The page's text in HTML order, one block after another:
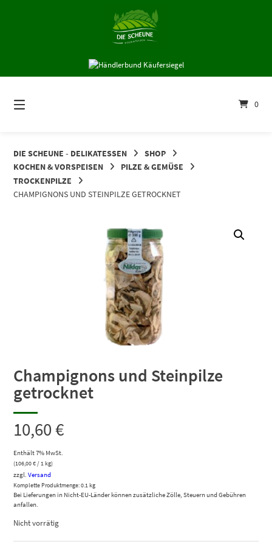
0
DIE SCHEUNE - DELIKATESSEN
SHOP
KOCHEN & VORSPEISEN
PILZE & GEMÜSE
TROCKENPILZE
CHAMPIGNONS UND STEINPILZE GETROCKNET
Champignons und Steinpilze
getrocknet
10,60€
Enthält 7% MwSt.
(106,00€/ 1 kg)
zzgl.Versand
Komplette Produktmenge: 0.1 kg
Bei Lieferungen in Nicht-EU-Länder können zusätzliche Zölle, Steuern und Gebühren
anfallen.
Nicht vorrätig